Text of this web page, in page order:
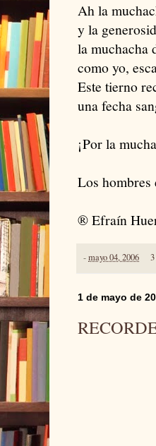
Ah la
y la
la muchacha
como yo,
Este tierno
una fecha
¡Por la
Los hombres
® Efraín
-mayo 04, 2006
1 de mayo de